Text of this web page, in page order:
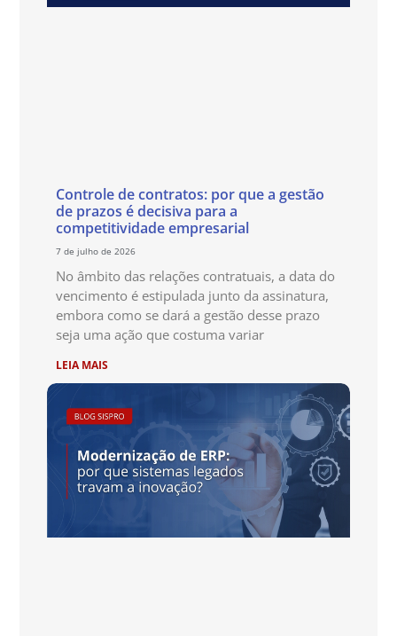
Controle de contratos: por que a gestão
de prazos é decisiva para a
competitividade empresarial
7 de julho de 2026
No âmbito das relações contratuais, a data do
vencimento é estipulada junto da assinatura,
embora como se dará a gestão desse prazo
seja uma ação que costuma variar
LEIA MAIS